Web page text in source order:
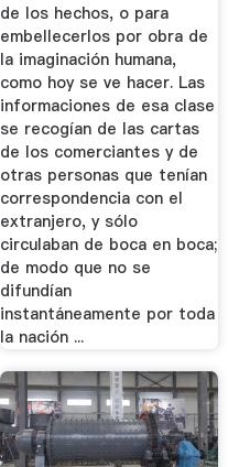
de los hechos, o para
embellecerlos por obra de
la imaginación humana,
como hoy se ve hacer. Las
informaciones de esa clase
se recogían de las cartas
de los comerciantes y de
otras personas que tenían
correspondencia con el
extranjero, y sólo
circulaban de boca en boca;
de modo que no se
difundían
instantáneamente por toda
la nación ...